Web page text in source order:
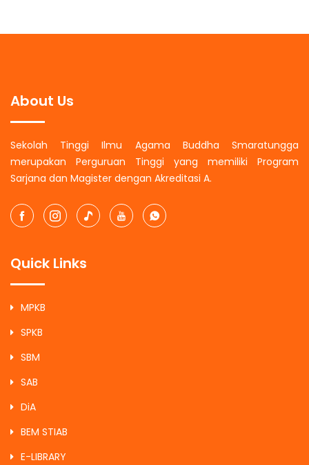
About Us
Sekolah Tinggi Ilmu Agama Buddha Smaratungga
merupakan Perguruan Tinggi yang memiliki Program
Sarjana dan Magister dengan Akreditasi A.
Quick Links
MPKB
SPKB
SBM
SAB
DiA
BEM STIAB
E-LIBRARY